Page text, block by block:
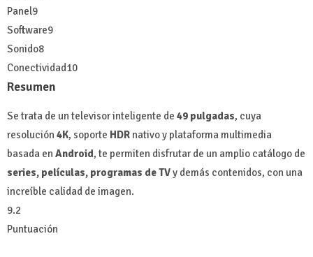
Panel9
Software9
Sonido8
Conectividad10
Resumen
Se trata de un televisor inteligente de 49 pulgadas, cuya
resolución 4K, soporte HDR nativo y plataforma multimedia
basada en Android, te permiten disfrutar de un amplio catálogo de
series, películas, programas de TVy demás contenidos, con una
increíble calidad de imagen.
9.2
Puntuación